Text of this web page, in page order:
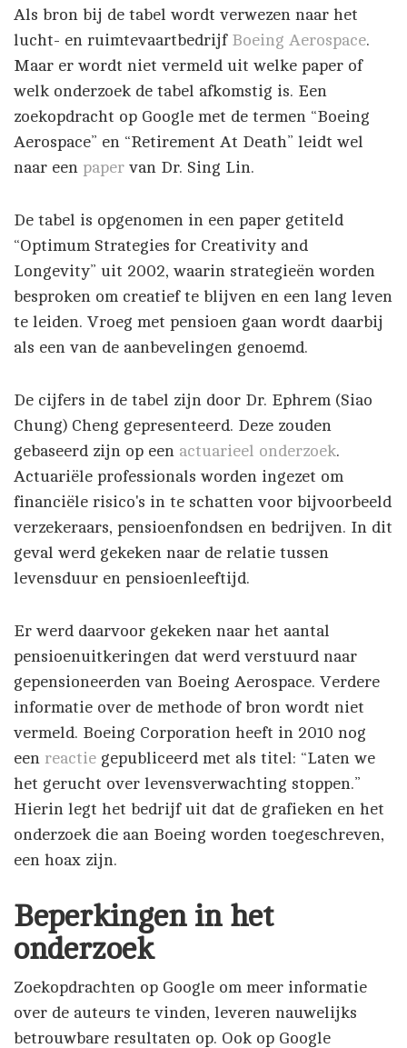
Als bron bij de tabel wordt verwezen naar het
lucht- en ruimtevaartbedrijf Boeing Aerospace.
Maar er wordt niet vermeld uit welke paper of
welk onderzoek de tabel afkomstig is. Een
zoekopdracht op Google met de termen “Boeing
Aerospace” en “Retirement At Death” leidt wel
naar een paper van Dr. Sing Lin.
De tabel is opgenomen in een paper getiteld
“Optimum Strategies for Creativity and
Longevity” uit 2002, waarin strategieën worden
besproken om creatief te blijven en een lang leven
te leiden. Vroeg met pensioen gaan wordt daarbij
als een van de aanbevelingen genoemd.
De cijfers in de tabel zijn door Dr. Ephrem (Siao
Chung) Cheng gepresenteerd. Deze zouden
gebaseerd zijn op een actuarieel onderzoek.
Actuariële professionals worden ingezet om
financiële risico's in te schatten voor bijvoorbeeld
verzekeraars, pensioenfondsen en bedrijven. In dit
geval werd gekeken naar de relatie tussen
levensduur en pensioenleeftijd.
Er werd daarvoor gekeken naar het aantal
pensioenuitkeringen dat werd verstuurd naar
gepensioneerden van Boeing Aerospace. Verdere
informatie over de methode of bron wordt niet
vermeld. Boeing Corporation heeft in 2010 nog
een reactie gepubliceerd met als titel: “Laten we
het gerucht over levensverwachting stoppen.”
Hierin legt het bedrijf uit dat de grafieken en het
onderzoek die aan Boeing worden toegeschreven,
een hoax zijn.
Beperkingen in het
onderzoek
Zoekopdrachten op Google om meer informatie
over de auteurs te vinden, leveren nauwelijks
betrouwbare resultaten op. Ook op Google